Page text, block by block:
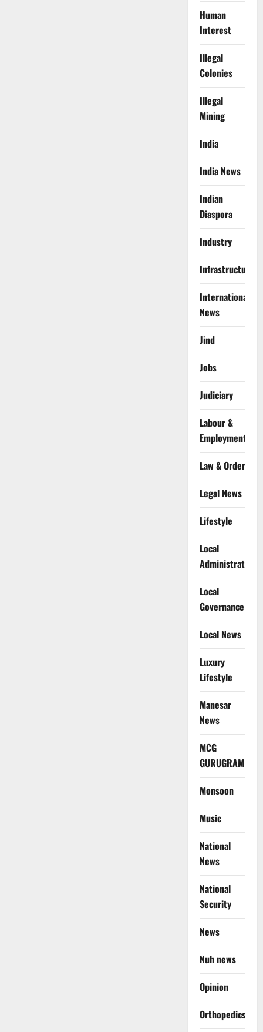
Human
Interest
Illegal
Colonies
Illegal
Mining
India
India News
Indian
Diaspora
Industry
Infrastructure
International
News
Jind
Jobs
Judiciary
Labour &
Employment
Law & Order
Legal News
Lifestyle
Local
Administration
Local
Governance
Local News
Luxury
Lifestyle
Manesar
News
MCG
GURUGRAM
Monsoon
Music
National
News
National
Security
News
Nuh news
Opinion
Orthopedics